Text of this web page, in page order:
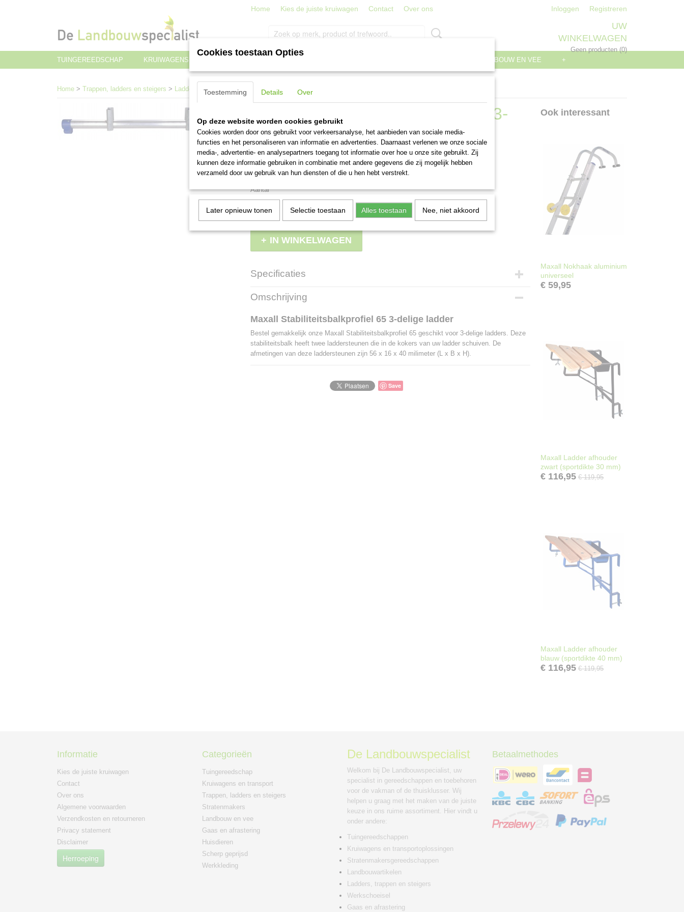
Home Kies de juiste kruiwagen Contact Over ons Inloggen Registreren
UW
WINKELWAGEN
Geen producten(0)
TUINGEREEDSCHAP
KRUIWAGENS EN TRANSPORT TRAPPEN, LADDERS EN STEIGERS LANDBOUW EN VEE +
Home > Trappen, ladders en steigers > Ladders en toebehoren Maxall Stabiliteitsbalkprofiel 65 3-delige ladder
Maxall Stabiliteitsbalkprofiel 65 3-
delige ladder
€ 48,95 (inclusief btw 21%)
Levertijd 1-3 werkdagen
Aantal
IN WINKELWAGEN
Specificaties
Productcode
EAN code
Omschrijving
Maxall Stabiliteitsbalkprofiel 65 3-delige ladder
Bestel gemakkelijk onze Maxall Stabiliteitsbalkprofiel 65 geschikt voor 3-delige ladders. Deze
stabiliteitsbalk heeft twee laddersteunen die in de kokers van uw ladder schuiven. De
afmetingen van deze laddersteunen zijn 56 x 16 x 40 milimeter (L x B x H).
Save
Ook interessant
Maxall Nokhaak aluminium
universeel
€ 59,95
Maxall Ladder afhouder
zwart (sportdikte 30 mm)
€ 116,95 € 119,95
Maxall Ladder afhouder
blauw (sportdikte 40 mm)
€ 116,95 € 119,95
Informatie
Kies de juiste kruiwagen
Contact
Over ons
Algemene voorwaarden
Verzendkosten en retourneren
Privacy statement
Disclaimer
Herroeping
Categorieën
Tuingereedschap
Kruiwagens en transport
Trappen, ladders en steigers
Stratenmakers
Landbouw en vee
Gaas en afrastering
Huisdieren
Scherp geprijsd
Werkkleding
De Landbouwspecialist
Welkom bij De Landbouwspecialist, uw
specialist in gereedschappen en toebehoren
voor de vakman of de thuisklusser. Wij
helpen u graag met het maken van de juiste
keuze in ons ruime assortiment. Hier vindt u
onder andere:
Tuingereedschappen
Kruiwagens en transportoplossingen
Stratenmakersgereedschappen
Landbouwartikelen
Ladders, trappen en steigers
Werkschoeisel
Gaas en afrastering
Betaalmethodes
Cookies toestaan Opties
Toestemming Details Over
Op deze website worden cookies gebruikt
Cookies worden door ons gebruikt voor verkeersanalyse, het aanbieden van sociale media-
functies en het personaliseren van informatie en advertenties. Daarnaast verlenen we onze sociale
media-, advertentie- en analysepartners toegang tot informatie over hoe u onze site gebruikt. Zij
kunnen deze informatie gebruiken in combinatie met andere gegevens die zij mogelijk hebben
verzameld door uw gebruik van hun diensten of die u hen hebt verstrekt.
Later opnieuw tonen Selectie toestaan Alles toestaan Nee, niet akkoord